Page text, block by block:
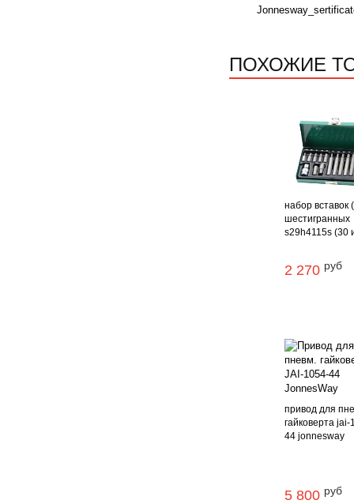
ПОХОЖИЕ
набор вставок
шестигранных
s29h4115s (30
2 270 руб
привод для
гайковерта jai-
44 jonnesway
5 800 руб